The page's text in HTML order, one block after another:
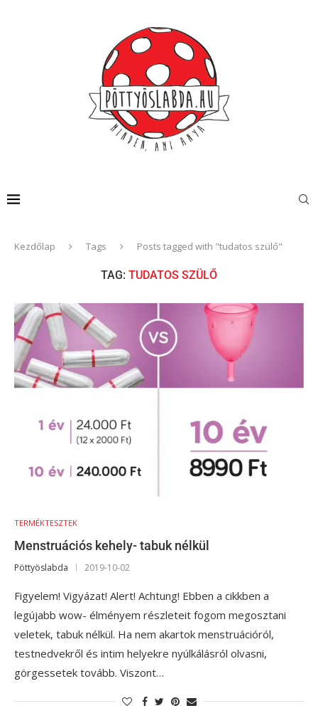
Kezdőlap Tags Posts tagged with "tudatos szülő"
TAG: TUDATOS SZÜLŐ
TERMÉKTESZTEK
Menstruációs kehely- tabuk nélkül
Pöttyöslabda 2019-10-02
Figyelem! Vigyázat! Alert! Achtung! Ebben a cikkben a
legújabb wow- élményem részleteit fogom megosztani
veletek, tabuk nélkül. Ha nem akartok menstruációról,
testnedvekről és intim helyekre nyúlkálásról olvasni,
görgessetek tovább. Viszont…